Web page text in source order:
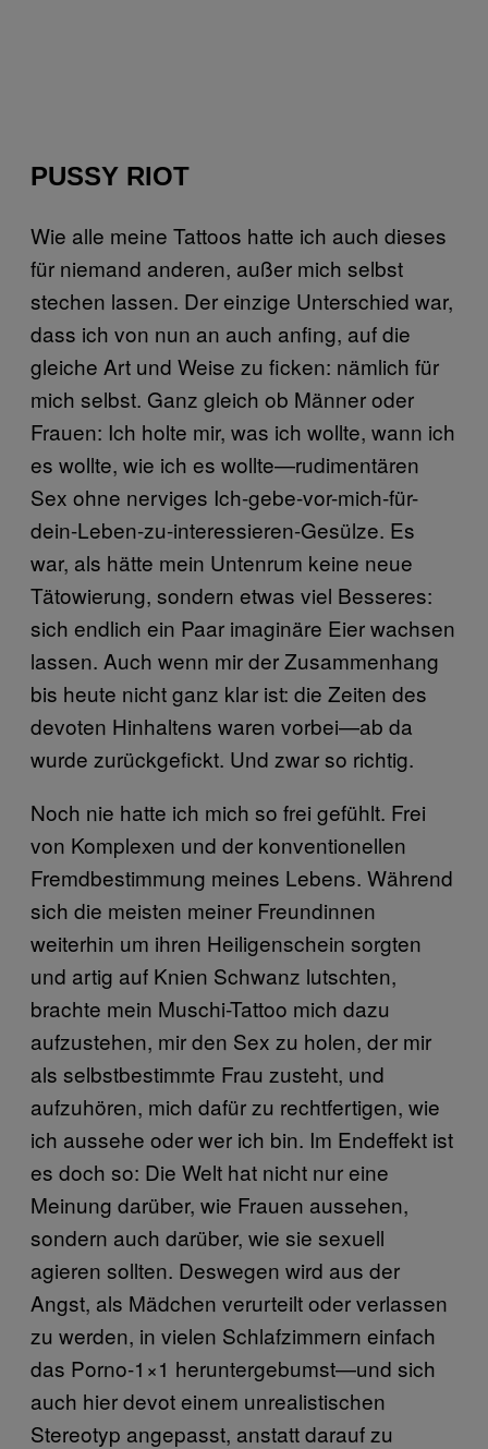
PUSSY RIOT
Wie alle meine Tattoos hatte ich auch dieses
für niemand anderen, außer mich selbst
stechen lassen. Der einzige Unterschied war,
dass ich von nun an auch anfing, auf die
gleiche Art und Weise zu ficken: nämlich für
mich selbst. Ganz gleich ob Männer oder
Frauen: Ich holte mir, was ich wollte, wann ich
es wollte, wie ich es wollte—rudimentären
Sex ohne nerviges Ich-gebe-vor-mich-für-
dein-Leben-zu-interessieren-Gesülze. Es
war, als hätte mein Untenrum keine neue
Tätowierung, sondern etwas viel Besseres:
sich endlich ein Paar imaginäre Eier wachsen
lassen. Auch wenn mir der Zusammenhang
bis heute nicht ganz klar ist: die Zeiten des
devoten Hinhaltens waren vorbei—ab da
wurde zurückgefickt. Und zwar so richtig.
Noch nie hatte ich mich so frei gefühlt. Frei
von Komplexen und der konventionellen
Fremdbestimmung meines Lebens. Während
sich die meisten meiner Freundinnen
weiterhin um ihren Heiligenschein sorgten
und artig auf Knien Schwanz lutschten,
brachte mein Muschi-Tattoo mich dazu
aufzustehen, mir den Sex zu holen, der mir
als selbstbestimmte Frau zusteht, und
aufzuhören, mich dafür zu rechtfertigen, wie
ich aussehe oder wer ich bin. Im Endeffekt ist
es doch so: Die Welt hat nicht nur eine
Meinung darüber, wie Frauen aussehen,
sondern auch darüber, wie sie sexuell
agieren sollten. Deswegen wird aus der
Angst, als Mädchen verurteilt oder verlassen
zu werden, in vielen Schlafzimmern einfach
das Porno-1×1 heruntergebumst—und sich
auch hier devot einem unrealistischen
Stereotyp angepasst, anstatt darauf zu